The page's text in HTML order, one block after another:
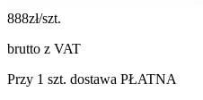
888zł/szt.
brutto z VAT
Przy 1 szt. dostawa PŁATNA